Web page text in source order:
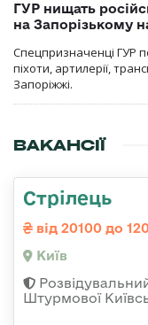
ГУР нищать
на Запорізькому
Спецпризначенці ГУР
піхоти, артилерії,
Запоріжжі.
ВАКАНСІЇ
Стрілець
від 20100 до
Київ
Штурмової